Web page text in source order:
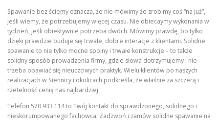
Spawanie bez ściemy oznacza, że nie mówimy że zrobimy coś “na już”,
jeśli wiemy, że potrzebujemy więcej czasu. Nie obiecaymy wykonania w
tydzień, jeśli obiektywnie potrzeba dwóch. Mówimy prawdę, bo tylko
dzięki prawdzie buduje się trwałe, dobre interacje z klientami. Solidne
spawanie to nie tylko mocne spoiny i trwałe konstrukcje – to także
solidny sposób prowadzenia firmy, gdzie słowa dotrzymujemy i nie
trzeba obawiać się nieuczciwych praktyk. Wielu klientów po naszych
realizacjach w Siennicy i okolicach podkreśla, że właśnie za szczerą i
rzetelność cenią nas najbardziej.
Telefon 570 933 114 to Twój kontakt do sprawdzonego, solidnego i
nieskorumpowanego fachowca. Zadzwoń i zamów solidne spawanie na